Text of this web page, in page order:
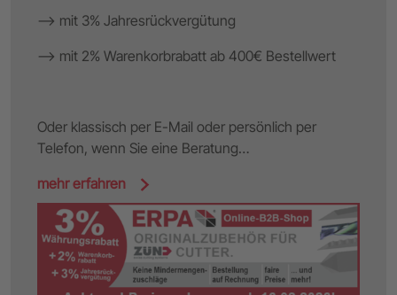
--> mit 3% Jahresrückvergütung
--> mit 2% Warenkorbrabatt ab 400€ Bestellwert
Oder klassisch per E-Mail oder persönlich per
Telefon, wenn Sie eine Beratung…
mehr erfahren